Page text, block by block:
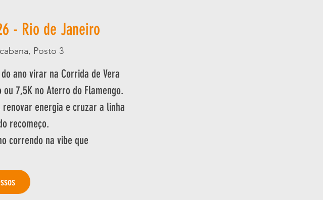
- Rio de Janeiro
Posto 3
ano virar na Corrida de Vera
7,5K no Aterro do Flamengo.
energia e cruzar a linha
recomeço.
correndo na vibe que